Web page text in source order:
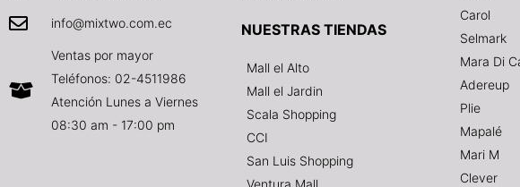
info@mixtwo.com.ec
Ventas por mayor
Teléfonos: 02-4511986
Atención Lunes a Viernes
08:30 am - 17:00 pm
NUESTRAS TIENDAS
Mall el Alto
Mall el Jardin
Scala Shopping
CCI
San Luis Shopping
Ventura Mall
Carol
Selmark
Mara Di
Adereup
Plie
Mapalé
Mari M
Clever